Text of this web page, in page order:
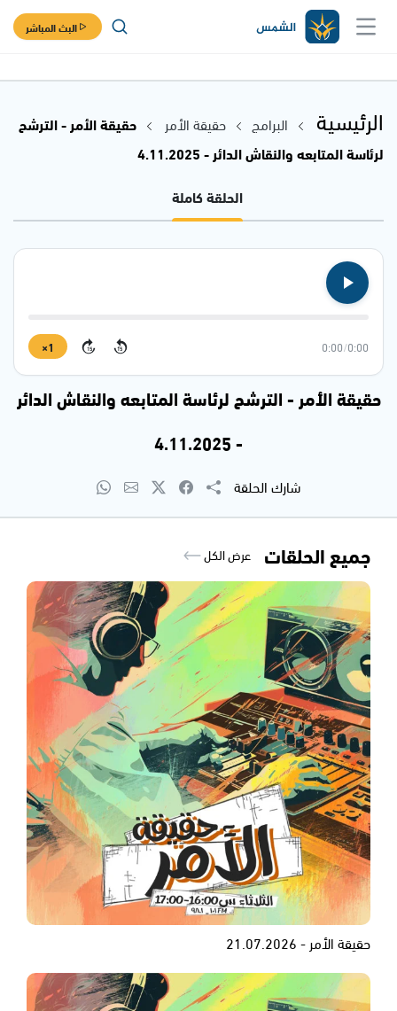
البث المباشر
الرئيسية البرامج حقيقة الأمر
حقيقة الأمر - الترشح
لرئاسة المتابعه والنقاش الدائر - 4.11.2025
الحلقة كاملة
0:00
/
0:00
15
15
1×
حقيقة الأمر - الترشح لرئاسة المتابعه والنقاش الدائر
- 4.11.2025
شارك الحلقة
جميع الحلقات عرض الكل
حقيقة الأمر - 21.07.2026